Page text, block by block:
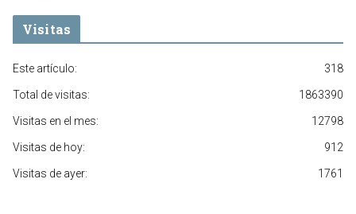
Visitas
318
Este artículo:
1863390
Total de visitas:
12798
Visitas en el mes:
912
Visitas de hoy:
1761
Visitas de ayer: